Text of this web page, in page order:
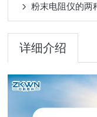
粉末电阻仪的两
详细介绍